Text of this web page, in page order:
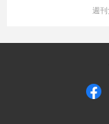
週刊